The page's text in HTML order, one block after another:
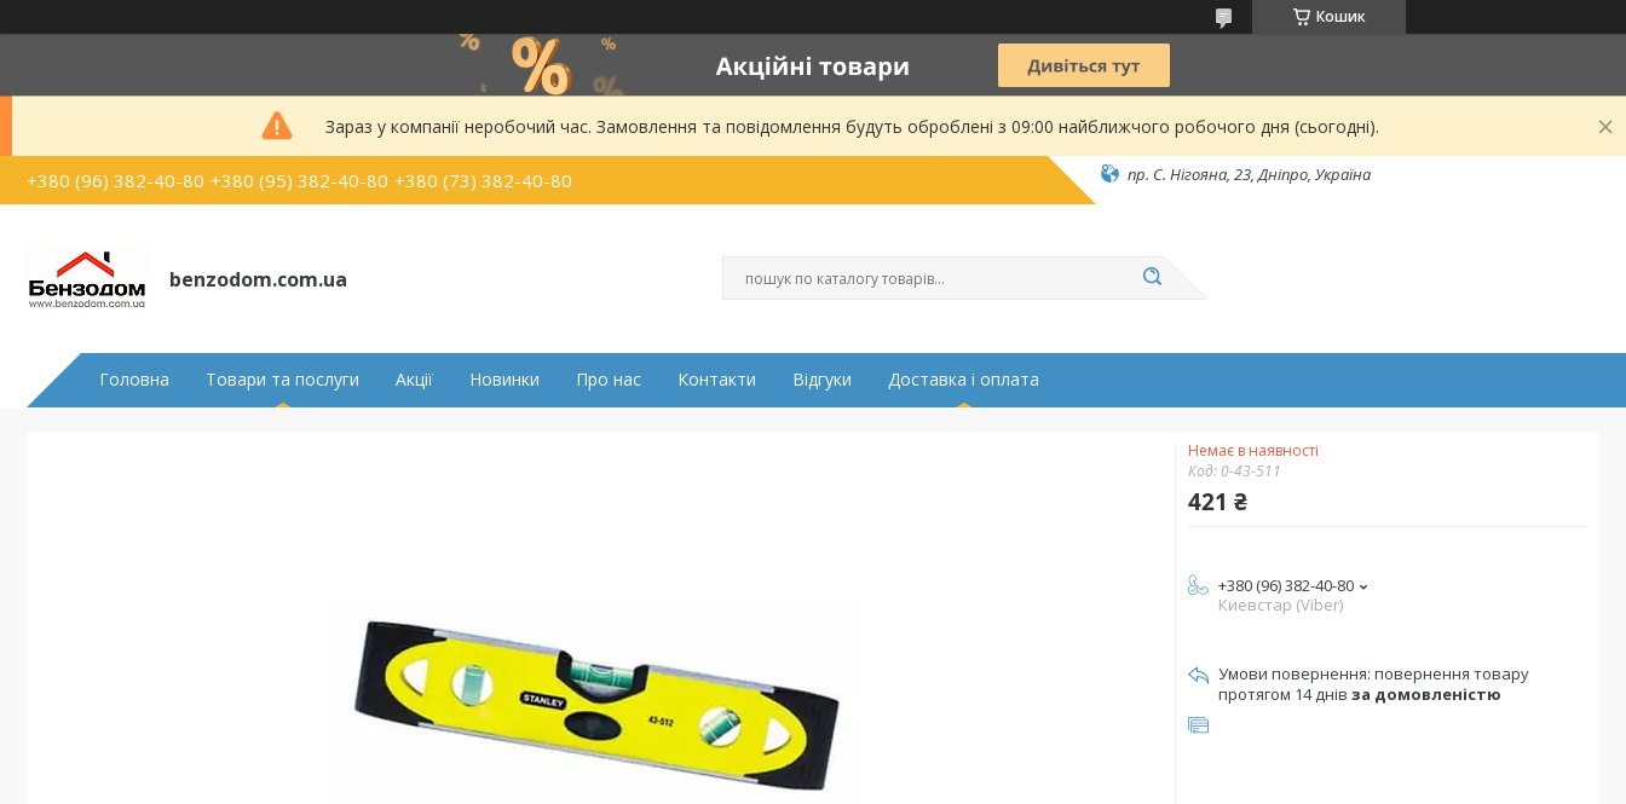
Кошик
Зараз у компанії неробочий час. Замовлення та повідомлення будуть оброблені з 09:00 найближчого робочого дня (сьогодні).
+380 (96) 382-40-80 +380 (95) 382-40-80 +380 (73) 382-40-80 пр. С. Нігояна, 23, Дніпро, Україна
benzodom.com.ua
Головна Товари та послуги Акції Новинки Про нас Контакти Відгуки Доставка і оплата
Немає в наявності
Код: 0-43-511
421 ₴
+380 (96) 382-40-80
Киевстар (Viber)
повернення товару
протягом 14 днів за домовленістю